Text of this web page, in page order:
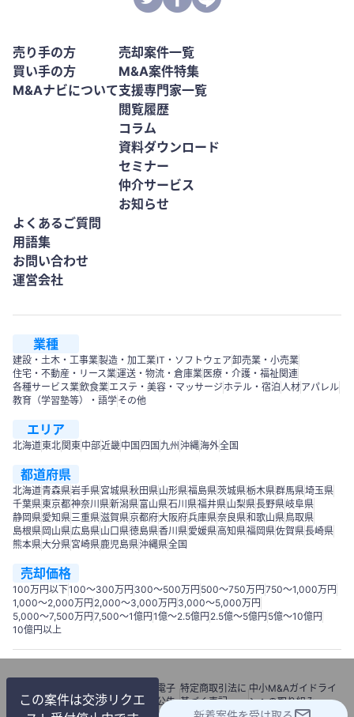
この案件は交渉リクエ
売り手の方
買い手の方
M&Aナビについて
売却案件一覧
M&A案件特集
支援専門家一覧
閲覧履歴
コラム
資料ダウンロード
セミナー
仲介サービス
お知らせ
よくあるご質問
用語集
お問い合わせ
運営会社
業種
建設・土木・工事業製造・加工業IT・ソフトウェア卸売業・小売業
住宅・不動産・リース業運送・物流・倉庫業 医療・介護・福祉関連
各種サービス業飲食業エステ・美容・マッサージ ホテル・宿泊人材アパレル
教育（学習塾等）・語学その他
エリア
北海道東北 関東中部近畿中国 四国 九州 沖縄海外全国
都道府県
北海道青森県岩手県宮城県秋田県山形県福島県茨城県栃木県群馬県埼玉県
千葉県東京都神奈川県新潟県富山県石川県福井県山梨県長野県岐阜県
静岡県愛知県三重県滋賀県京都府大阪府兵庫県奈良県和歌山県鳥取県
島根県 岡山県広島県山口県徳島県香川県愛媛県高知県福岡県佐賀県長崎県
熊本県大分県宮崎県鹿児島県沖縄県全国
売却価格
100万円以下100〜300万円 300〜500万円 500～750万円 750〜1,000万円
1,000～2,000万円 2,000～3,000万円 3,000～5,000万円
5,000～7,500万円 7,500～1億円 1億～2.5億円 2.5億～5億円 5億～10億円
10億円以上
規約 保護方針
ィーポリシー
電子
公告
特定商取引法に
基づく表記
中小M&Aガイドライ
ンへの取り組み